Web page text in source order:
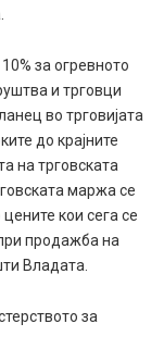
за огревното
и трговци
во трговијата
до крајните
на трговската
маржа се
кои сега се
продажба на
Владата.
за